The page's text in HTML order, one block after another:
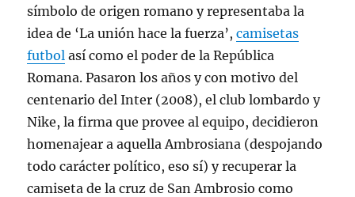
símbolo de origen romano y representaba la
idea de ‘La unión hace la fuerza’,camisetas
futbol así como el poder de la República
Romana. Pasaron los años y con motivo del
centenario del Inter (2008), el club lombardo y
Nike, la firma que provee al equipo, decidieron
homenajear a aquella Ambrosiana (despojando
todo carácter político, eso sí) y recuperar la
camiseta de la cruz de San Ambrosio como